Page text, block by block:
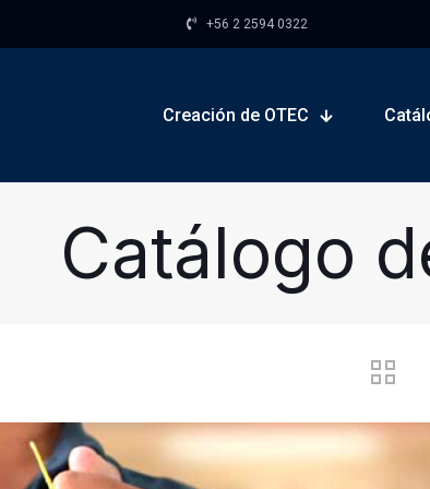
+56 2 2594 0322
Creación de OTEC
Catálogo